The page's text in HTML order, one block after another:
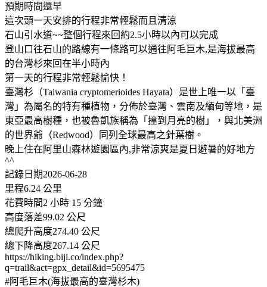
預期時間還早
這次頭一天安排的行程非常輕鬆而且清涼
石山引水道~~整個行程來回約2.5小時以內可以完成
登山口往石山的路線有一條路可以通往阿毛巨木,是海拔最高
的台灣杉來回在半小時內
第一天的行程非常輕鬆愉快！
臺灣杉（Taiwania cryptomerioides Hayata）是世上唯一以「臺
灣」為屬名的特有種植物，分佈於臺灣、雲南及緬甸等地，是
東亞最高樹種，也被魯凱族稱為「撞到月亮的樹」，與北美洲
的世界爺（Redwood）同列全球最高之針葉樹。
晚上住在阿里山森林遊園區內,非常涼爽是夏日避暑的好地方
^^
記錄日期2026-06-28
里程6.24 公里
花費時間2 小時 15 分鐘
高度落差99.02 公尺
總爬升高度274.40 公尺
總下降高度267.14 公尺
https://hiking.biji.co/index.php?
q=trail&act=gpx_detail&id=5695475
#阿毛巨木(海拔最高的臺灣杉木)